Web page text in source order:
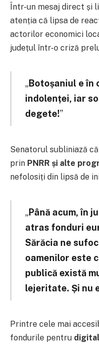
Într-un mesaj direct și
atenția că lipsa de
actorilor economici
județul într-o criză
„Botoșaniul e în
indolenței, iar
degete!”
Senatorul subliniază că
prin PNRR și alte
nefolosiți din lipsă de
„Până acum, în
atras fonduri
Sărăcia ne
oamenilor este
publică există
lejeritate. Și nu
Printre cele mai
fondurile pentru